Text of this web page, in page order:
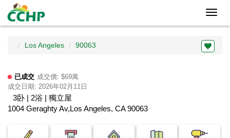
Los Angeles 90063
已成交 成交價: $69萬
成交日期: 2026年02月11日
3卧 | 2浴 | 獨立屋
1004 Geraghty Av,Los Angeles, CA 90063